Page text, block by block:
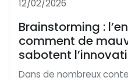
12/02/2026
Brainstorming :
comment de
sabotent
Dans de nombreux